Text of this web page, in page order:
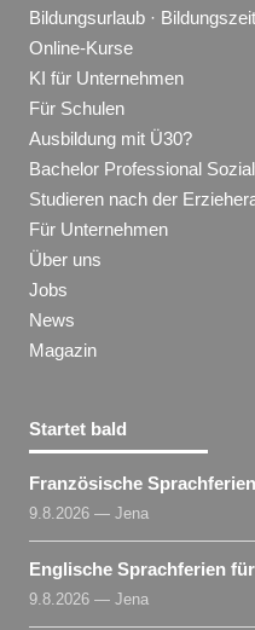
Bildungsurlaub · Bildungszeit
Online-Kurse
KI für Unternehmen
Für Schulen
Ausbildung mit Ü30?
Bachelor Professional
Studieren nach der
Für Unternehmen
Über uns
Jobs
News
Magazin
Startet bald
Französische
9.8.2026 — Jena
Englische Sprachferien
9.8.2026 — Jena